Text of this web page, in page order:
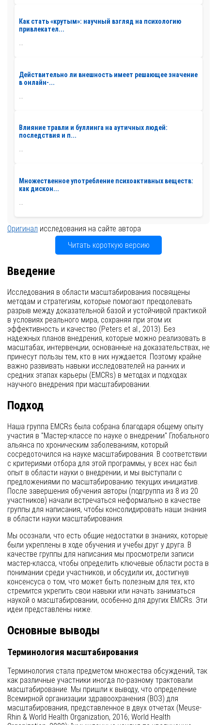
Как стать «крутым»: научный взгляд на психологию
привлекател...
...
Действительно ли внешность имеет решающее значение
в онлайн-...
Влияние травли и буллинга на аутичных людей:
последствия и п...
...
Множественное употребление психоактивных веществ:
как дискон...
...
Оригинал исследования на сайте автора
Читать короткую версию
Введение
Исследования в области масштабирования посвящены
методам и стратегиям, которые помогают преодолевать
разрыв между доказательной базой и устойчивой практикой
в условиях реального мира, сохраняя при этом их
эффективность и качество (Peters et al., 2013). Без
надежных планов внедрения, которые можно реализовать в
масштабах, интервенции, основанные на доказательствах, не
принесут пользы тем, кто в них нуждается. Поэтому крайне
важно развивать навыки исследователей на ранних и
средних этапах карьеры (EMCRs) в методах и подходах
научного внедрения при масштабировании.
Подход
Наша группа EMCRs была собрана благодаря общему опыту
участия в "Мастер-классе по науке о внедрении" Глобального
альянса по хроническим заболеваниям, который
сосредоточился на науке масштабирования. В соответствии
с критериями отбора для этой программы, у всех нас был
опыт в области науки о внедрении, и мы выступали с
предложениями по масштабированию текущих инициатив.
После завершения обучения авторы (подгруппа из 8 из 20
участников) начали встречаться неформально в качестве
группы для написания, чтобы консолидировать наши знания
в области науки масштабирования.
Мы осознали, что есть общие недостатки в знаниях, которые
были укреплены в ходе обучения и учебы друг у друга. В
качестве группы для написания мы просмотрели записи
мастер-класса, чтобы определить ключевые области роста в
понимании среди участников, и обсудили их, достигнув
консенсуса о том, что может быть полезным для тех, кто
стремится укрепить свои навыки или начать заниматься
наукой о масштабировании, особенно для других EMCRs. Эти
идеи представлены ниже.
Основные выводы
Терминология масштабирования
Терминология стала предметом множества обсуждений, так
как различные участники иногда по-разному трактовали
масштабирование. Мы пришли к выводу, что определение
Всемирной организации здравоохранения (ВОЗ) для
масштабирования, представленное в двух отчетах (Meuse-
Rhin & World Health Organization, 2016; World Health